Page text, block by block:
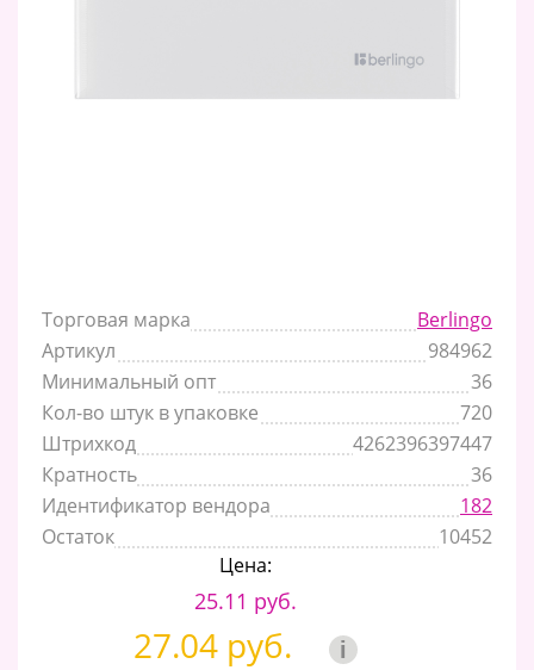
Торговая марка
Berlingo
Артикул
984962
Минимальный опт
36
Кол-во штук в упаковке
720
Штрихкод
4262396397447
Кратность
36
Идентификатор вендора
182
Остаток
10452
Цена:
25.11 руб.
27.04 руб. i